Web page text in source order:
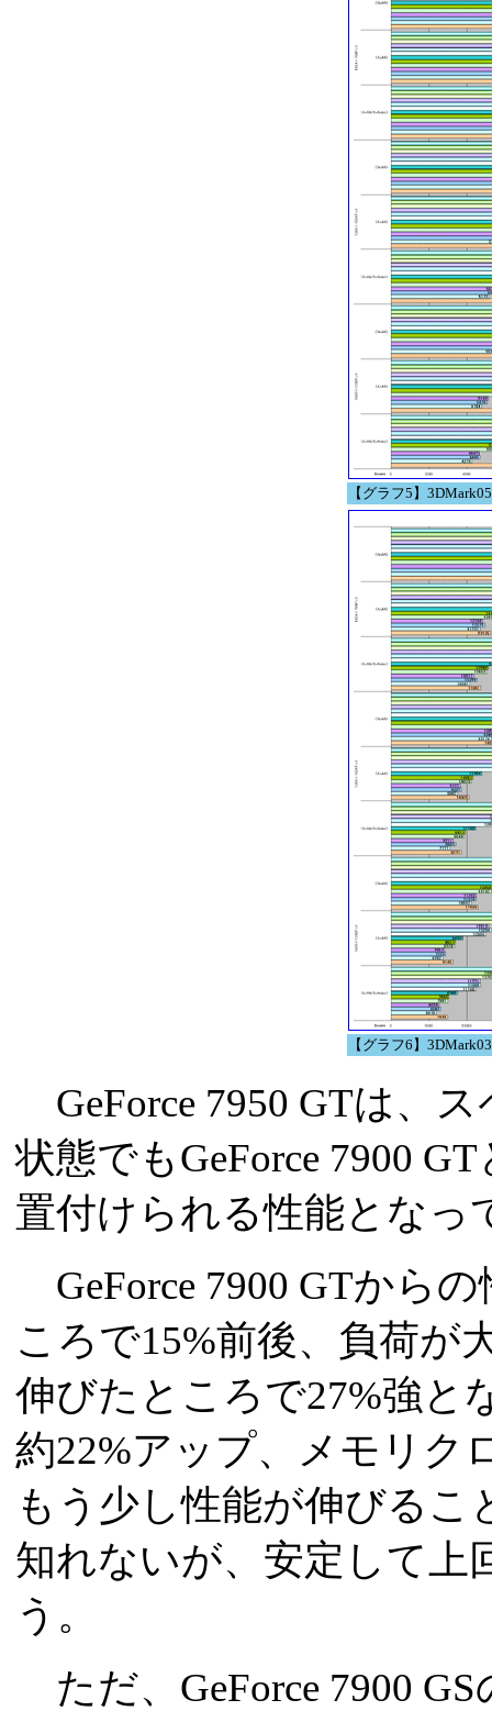
【グラフ5】
【グラフ6】
GeForce 7950 GTは、
状態でもGeForce 7900
置付けられる性能となっ
GeForce 7900 GTから
ころで15%前後、負荷が
伸びたところで27%強と
約22%アップ、メモリク
もう少し性能が伸びる
知れないが、安定して上
う。
ただ、GeForce 7900